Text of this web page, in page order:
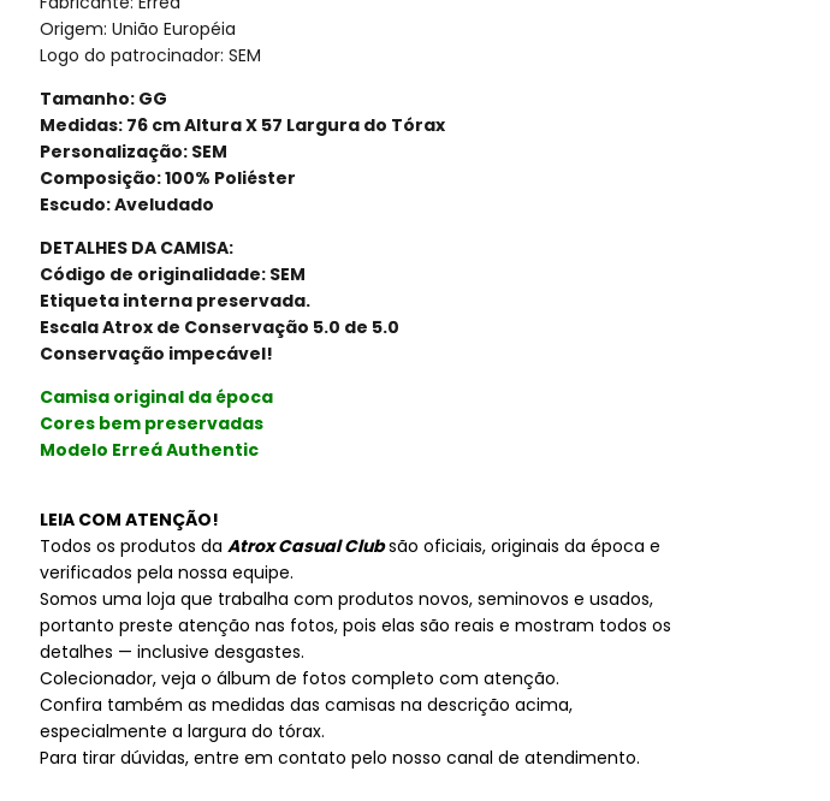
Origem: União Européia
Logo do patrocinador: SEM
Tamanho: GG
Medidas: 76 cm Altura X 57 Largura do Tórax
Personalização: SEM
Composição: 100% Poliéster
Escudo: Aveludado
DETALHES DA CAMISA:
Código de originalidade: SEM
Etiqueta interna preservada.
Escala Atrox de Conservação 5.0 de 5.0
Conservação impecável!
Camisa original da época
Cores bem preservadas
Modelo Erreá Authentic
LEIA COM ATENÇÃO!
Todos os produtos da Atrox Casual Clubsão oficiais, originais da época e
verificados pela nossa equipe.
Somos uma loja que trabalha com produtos novos, seminovos e usados,
portanto preste atenção nas fotos, pois elas são reais e mostram todos os
detalhes — inclusive desgastes.
Colecionador, veja o álbum de fotos completo com atenção.
Confira também as medidas das camisas na descrição acima,
especialmente a largura do tórax.
Para tirar dúvidas, entre em contato pelo nosso canal de atendimento.